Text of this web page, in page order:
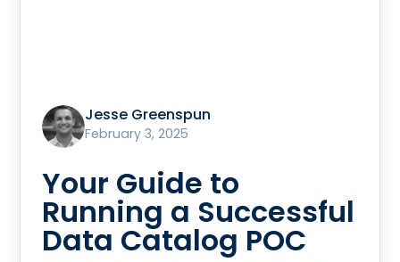
Jesse Greenspun
February 3, 2025
Your Guide to
Running a Successful
Data Catalog POC